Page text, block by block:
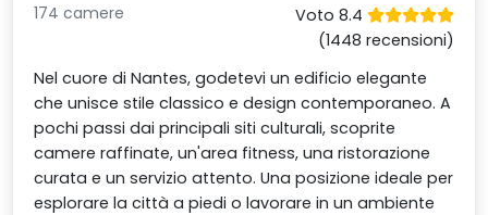
174 camere
Voto 8.4
(1448 recensioni)
Nel cuore di Nantes, godetevi un edificio elegante
che unisce stile classico e design contemporaneo. A
pochi passi dai principali siti culturali, scoprite
camere raffinate, un'area fitness, una ristorazione
curata e un servizio attento. Una posizione ideale per
esplorare la città a piedi o lavorare in un ambiente